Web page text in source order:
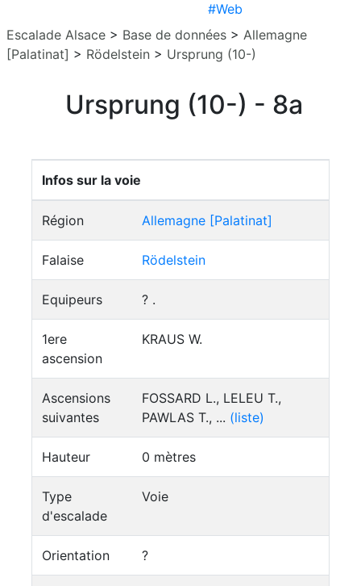
#Web
Escalade Alsace > Base de données > Allemagne
[Palatinat] > Rödelstein > Ursprung (10-)
Ursprung (10-) - 8a
Infos sur la voie
Région Allemagne [Palatinat]
Falaise Rödelstein
Equipeurs ? .
1ere
ascension
KRAUS W.
Ascensions
suivantes
FOSSARD L., LELEU T.,
PAWLAS T., ... (liste)
Hauteur 0 mètres
Type
d'escalade
Voie
Orientation ?